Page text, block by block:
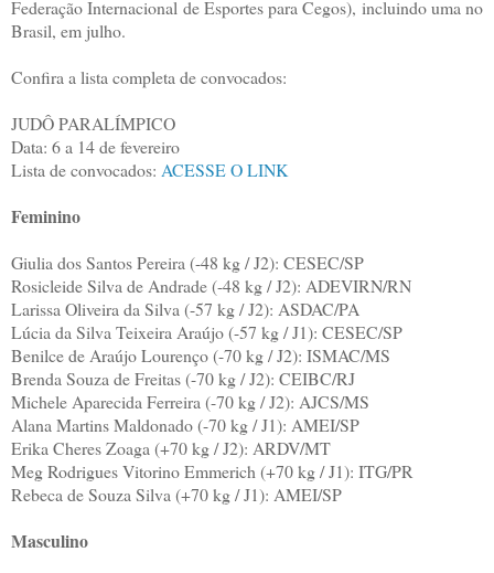
Federação Internacional de Esportes para Cegos), incluindo uma no
Brasil, em julho.
Confira a lista completa de convocados:
JUDÔ PARALÍMPICO
Data: 6 a 14 de fevereiro
Lista de convocados: ACESSE O LINK
Feminino
Giulia dos Santos Pereira (-48 kg / J2): CESEC/SP
Rosicleide Silva de Andrade (-48 kg / J2): ADEVIRN/RN
Larissa Oliveira da Silva (-57 kg / J2): ASDAC/PA
Lúcia da Silva Teixeira Araújo (-57 kg / J1): CESEC/SP
Benilce de Araújo Lourenço (-70 kg / J2): ISMAC/MS
Brenda Souza de Freitas (-70 kg / J2): CEIBC/RJ
Michele Aparecida Ferreira (-70 kg / J2): AJCS/MS
Alana Martins Maldonado (-70 kg / J1): AMEI/SP
Erika Cheres Zoaga (+70 kg / J2): ARDV/MT
Meg Rodrigues Vitorino Emmerich (+70 kg / J1): ITG/PR
Rebeca de Souza Silva (+70 kg / J1): AMEI/SP
Masculino